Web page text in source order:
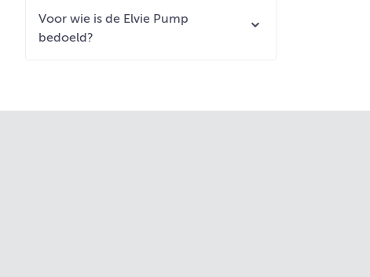
Voor wie is de Elvie Pump
bedoeld?